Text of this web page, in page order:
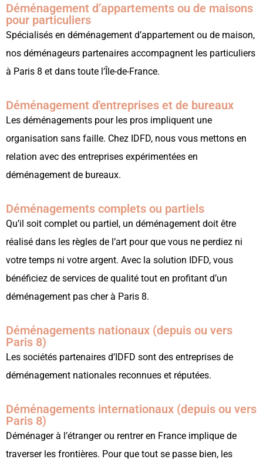
Déménagement d’appartements ou de maisons
pour particuliers
Spécialisés en déménagement d’appartement ou de maison,
nos déménageurs partenaires accompagnent les particuliers
à Paris 8 et dans toute l’Île-de-France.
Déménagement d'entreprises et de bureaux
Les déménagements pour les pros impliquent une
organisation sans faille. Chez IDFD, nous vous mettons en
relation avec des entreprises expérimentées en
déménagement de bureaux.
Déménagements complets ou partiels
Qu’il soit complet ou partiel, un déménagement doit être
réalisé dans les règles de l’art pour que vous ne perdiez ni
votre temps ni votre argent. Avec la solution IDFD, vous
bénéficiez de services de qualité tout en profitant d’un
déménagement pas cher à Paris 8.
Déménagements nationaux (depuis ou vers
Paris 8)
Les sociétés partenaires d’IDFD sont des entreprises de
déménagement nationales reconnues et réputées.
Déménagements internationaux (depuis ou vers
Paris 8)
Déménager à l’étranger ou rentrer en France implique de
traverser les frontières. Pour que tout se passe bien, les